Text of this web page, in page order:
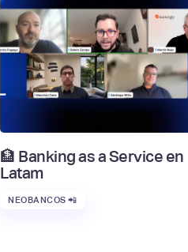
🏦 Banking as a Service en
Latam
NEOBANCOS 📲